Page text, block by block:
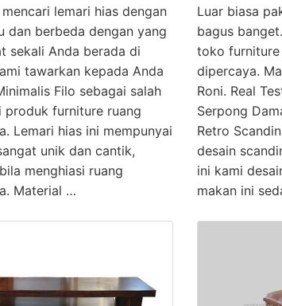
lemari hias dengan
dan berbeda dengan yang
sekali Anda berada di
tawarkan kepada Anda
Filo sebagai salah
produk furniture ruang
Lemari hias ini mempunyai
unik dan cantik,
menghiasi ruang
Material …
Luar biasa
bagus
toko furniture
dipercaya.
Roni. Real
Serpong
Retro
desain
ini kami
makan ini